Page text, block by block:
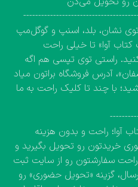
نشان، بلد، اسنپ و گوگل‌مپ
آوا» تا خیلی راحت
راستی توی تپسی هم اگه
آدرس فروشگاه براتون میاد
با چند تا کلیک راحت به ما
آوا؛ راحت و بدون هزینه
خریدتون رو تحویل بگیرید و
راحت سفارشتون رو از سایت ثبت
گزینه «تحویل حضوری» رو